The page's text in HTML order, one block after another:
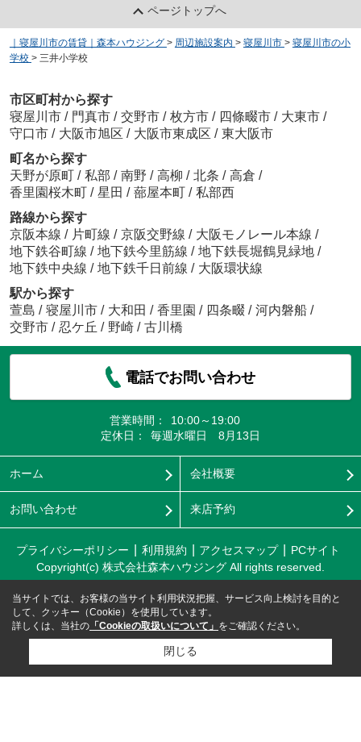
ページトップへ
｜寝屋川市の賃貸｜森本ハウジング > 周辺施設案内 > 寝屋川市 > 寝屋川市の小
学校 > 三井小学校
市区町村から探す
寝屋川市 / 門真市 / 交野市 / 枚方市 / 四條畷市 / 大東市 /
守口市 / 大阪市旭区 / 大阪市東成区 / 東大阪市
町名から探す
天野が原町 / 私部 / 南野 / 高柳 / 北条 / 高倉 /
香里園桜木町 / 星田 / 蔀屋本町 / 私部西
路線から探す
京阪本線 / 片町線 / 京阪交野線 / 大阪モノレール本線 /
地下鉄谷町線 / 地下鉄今里筋線 / 地下鉄長堀鶴見緑地 /
地下鉄中央線 / 地下鉄千日前線 / 大阪環状線
駅から探す
萱島 / 寝屋川市 / 大和田 / 香里園 / 四条畷 / 河内磐船 /
交野市 / 忍ケ丘 / 野崎 / 古川橋
電話でお問い合わせ
営業時間：
10:00～19:00
定休日：
毎週水曜日 8月13日
ホーム 会社概要
お問い合わせ 来店予約
プライバシーポリシー 利用規約 アクセスマップ
PCサイト
Copyright(c) 株式会社森本ハウジング All rights reserved.
当サイトでは、お客様の当サイト利用状況把握、サービス向上検討を目的と
して、クッキー（Cookie）を使用しています。
詳しくは、当社の 「Cookieの取扱いについて」 をご確認ください。
閉じる